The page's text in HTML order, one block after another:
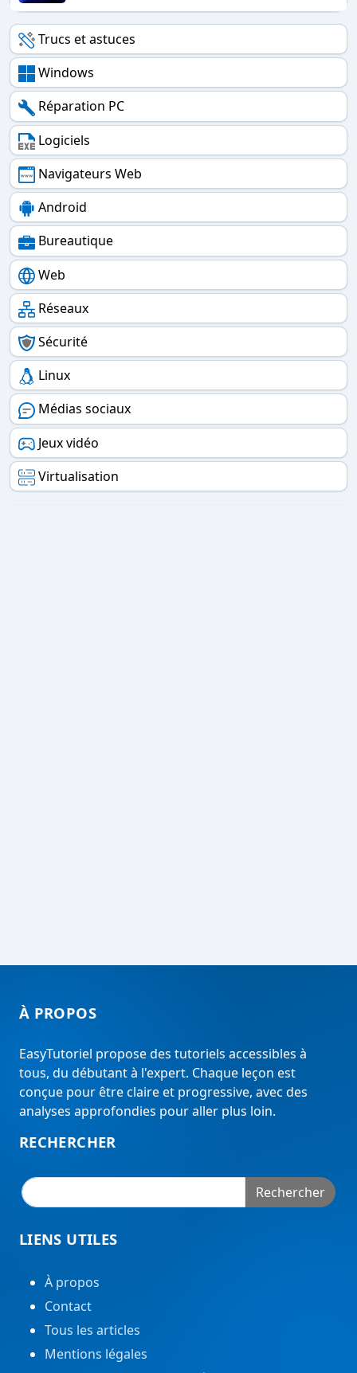
Trucs et astuces
Windows
Réparation PC
Logiciels
Navigateurs Web
Android
Bureautique
Web
Réseaux
Sécurité
Linux
Médias sociaux
Jeux vidéo
Virtualisation
À PROPOS
EasyTutoriel propose des tutoriels accessibles à
tous, du débutant à l'expert. Chaque leçon est
conçue pour être claire et progressive, avec des
analyses approfondies pour aller plus loin.
RECHERCHER
Rechercher
LIENS UTILES
À propos
Contact
Tous les articles
Mentions légales